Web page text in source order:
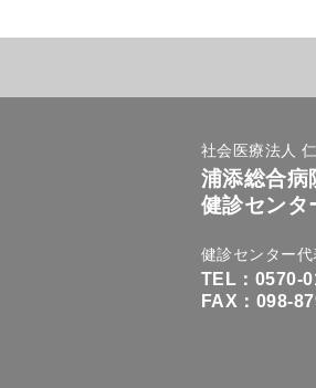
社会医療法人
浦添総合病
健診センタ
健診センター
TEL：0570-
FAX：098-